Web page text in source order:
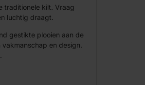
traditionele kilt. Vraag
luchtig draagt.
gestikte plooien aan de
en design.